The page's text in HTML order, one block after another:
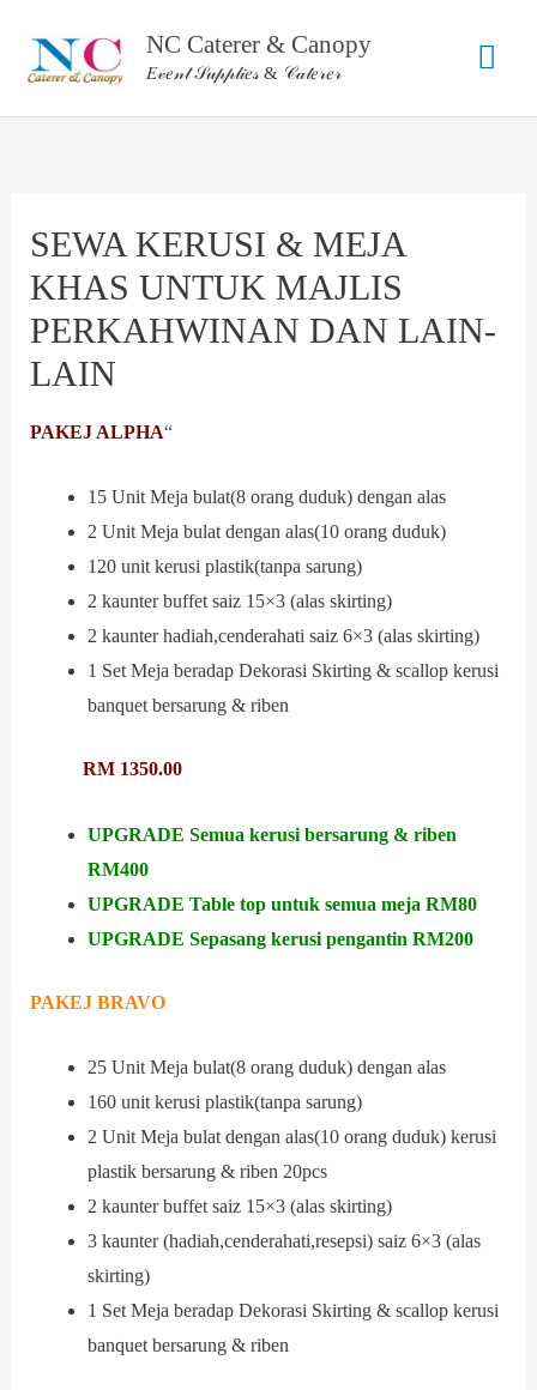
content
NC Caterer & Canopy
𝐸𝓋𝑒𝓃𝓉 𝒮𝓊𝓅𝓅𝓁𝒾𝑒𝓈 & 𝒞𝒶𝓉𝑒𝓇𝑒𝓇
SEWA KERUSI & MEJA
KHAS UNTUK MAJLIS
PERKAHWINAN DAN LAIN-
LAIN
PAKEJ ALPHA“
15 Unit Meja bulat(8 orang duduk) dengan alas
2 Unit Meja bulat dengan alas(10 orang duduk)
120 unit kerusi plastik(tanpa sarung)
2 kaunter buffet saiz 15×3 (alas skirting)
2 kaunter hadiah,cenderahati saiz 6×3 (alas skirting)
1 Set Meja beradap Dekorasi Skirting & scallop kerusi
banquet bersarung & riben
RM 1350.00
UPGRADE Semua kerusi bersarung & riben
RM400
UPGRADE Table top untuk semua meja RM80
UPGRADE Sepasang kerusi pengantin RM200
PAKEJ BRAVO
25 Unit Meja bulat(8 orang duduk) dengan alas
160 unit kerusi plastik(tanpa sarung)
2 Unit Meja bulat dengan alas(10 orang duduk) kerusi
plastik bersarung & riben 20pcs
2 kaunter buffet saiz 15×3 (alas skirting)
3 kaunter (hadiah,cenderahati,resepsi) saiz 6×3 (alas
skirting)
1 Set Meja beradap Dekorasi Skirting & scallop kerusi
banquet bersarung & riben